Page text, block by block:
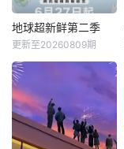
地球超新鲜第二季
更新至20260809期